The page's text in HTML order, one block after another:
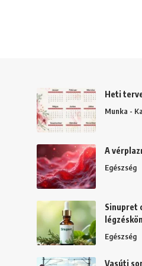
Heti
Munka -
A
Egészség
Sinupret
Egészség
Vasúti